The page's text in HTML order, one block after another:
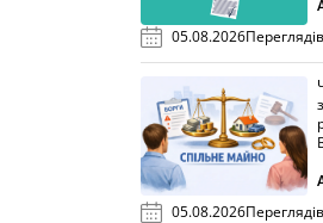
05.08.2026
05.08.2026